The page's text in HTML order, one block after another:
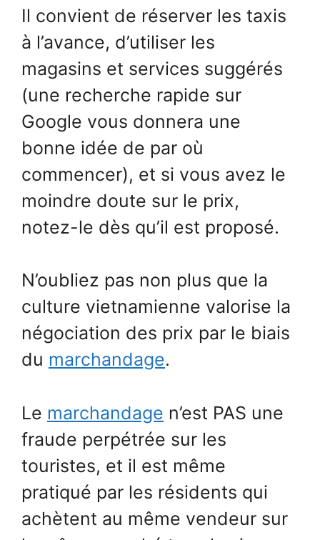
Il convient de réserver les taxis
à l’avance, d’utiliser les
magasins et services suggérés
(une recherche rapide sur
Google vous donnera une
bonne idée de par où
commencer), et si vous avez le
moindre doute sur le prix,
notez-le dès qu’il est proposé.
N’oubliez pas non plus que la
culture vietnamienne valorise la
négociation des prix par le biais
du marchandage.
Le marchandage n’est PAS une
fraude perpétrée sur les
touristes, et il est même
pratiqué par les résidents qui
achètent au même vendeur sur